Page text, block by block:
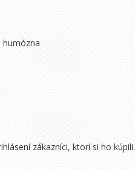
humózna
zákazníci, ktorí si ho kúpili.